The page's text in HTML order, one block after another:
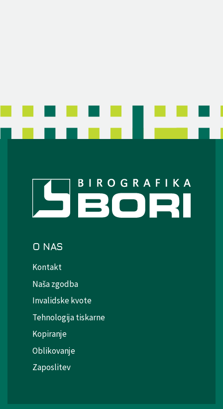
O NAS
Kontakt
Naša zgodba
Invalidske kvote
Tehnologija tiskarne
Kopiranje
Oblikovanje
Zaposlitev